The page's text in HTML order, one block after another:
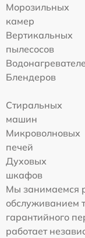
Морозильных
камер
Вертикальных
пылесосов
Блендеров
Стиральных
машин
Микроволновых
печей
Духовых
шкафов
Мы занимаемся
обслуживанием
гарантийного
работает